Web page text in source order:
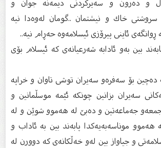
سروشتی خاك و نیشتمان ..گومان لەوەدا نیە
ئاینى پیرۆزى ئیسلامەوە حەڕام نیە..
بین بەو ئادابە شەرعیانەى کە ئیسلام بۆی
بۆ سەفرەو سەیران توشی تاوان و خراپە
سەیران بزانین چونكە ئێمە موسڵمانین و
جەماعەتین و دەبێ لە هەموو شوێن و لە
موناسەبەیەكدا پابەند بین بە ئاداب و
و جیاواز بین لەو خەڵكانەی كە دوورن لە